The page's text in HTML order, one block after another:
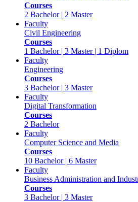
Courses
2 Bachelor | 2 Master
Faculty
Civil Engineering
Courses
1 Bachelor | 3 Master | 1 Diplom
Faculty
Engineering
Courses
3 Bachelor | 3 Master
Faculty
Digital Transformation
Courses
2 Bachelor
Faculty
Computer Science and Media
Courses
10 Bachelor | 6 Master
Faculty
Business Administration and
Courses
3 Bachelor | 3 Master